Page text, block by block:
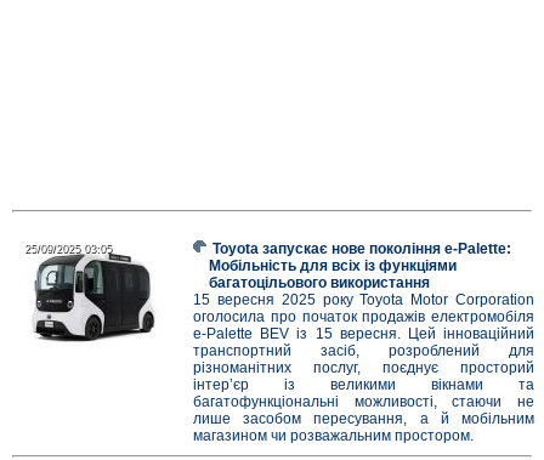
25/09/2025 03:05
25/09/2025 03:05
Toyota запускає нове покоління e-Palette:
Мобільність для всіх із функціями
багатоцільового використання
15 вересня 2025 року Toyota Motor Corporation
оголосила про початок продажів електромобіля
e-Palette BEV із 15 вересня. Цей інноваційний
транспортний засіб, розроблений для
різноманітних послуг, поєднує просторий
інтер’єр із великими вікнами та
багатофункціональні можливості, стаючи не
лише засобом пересування, а й мобільним
магазином чи розважальним простором.